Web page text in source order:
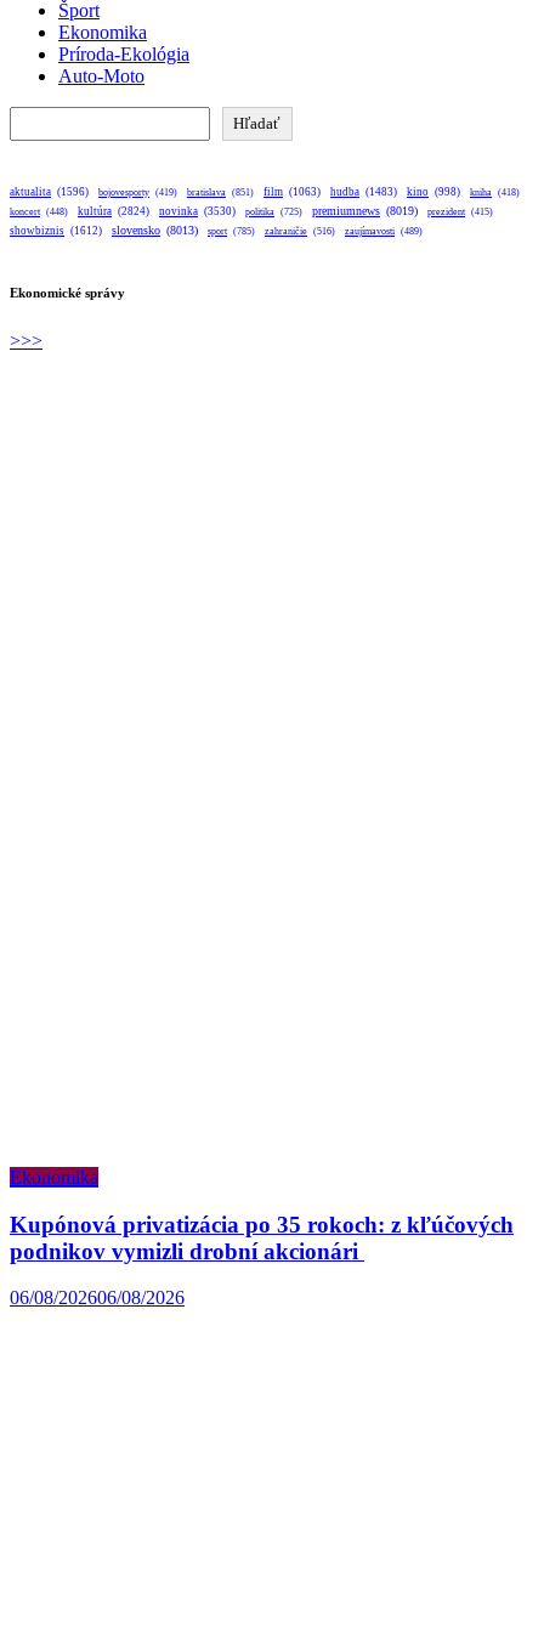
Šport
Ekonomika
Príroda-Ekológia
Auto-Moto
Hľadať
aktualita (1596) bojovesporty (419) bratislava (851) film (1063) hudba (1483) kino (998) kniha (418)
koncert (448) kultúra (2824) novinka (3530) politika (725) premiumnews (8019) prezident (415)
showbiznis (1612) slovensko (8013) sport (785) zahraničie (516) zaujímavosti (489)
Ekonomické správy
>>>
Ekonomika
Kupónová privatizácia po 35 rokoch: z kľúčových
podnikov vymizli drobní akcionári
06/08/202606/08/2026